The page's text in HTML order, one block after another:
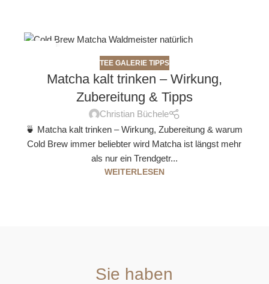
TEE GALERIE TIPPS
Matcha kalt trinken – Wirkung,
Zubereitung & Tipps
Christian Büchele
🍵 Matcha kalt trinken – Wirkung, Zubereitung & warum
Cold Brew immer beliebter wird Matcha ist längst mehr
als nur ein Trendgetr...
WEITERLESEN
Sie haben